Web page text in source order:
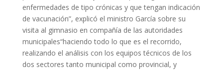
enfermedades de tipo crónicas y que tengan indicación
de vacunación”, explicó el ministro García sobre su
visita al gimnasio en compañía de las autoridades
municipales“haciendo todo lo que es el recorrido,
realizando el análisis con los equipos técnicos de los
dos sectores tanto municipal como provincial, y